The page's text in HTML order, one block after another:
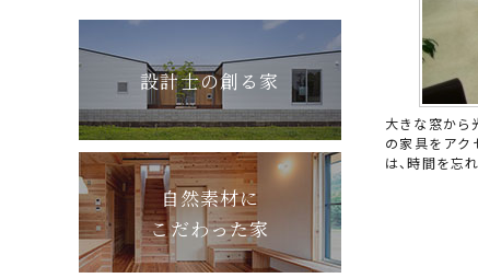
設計士の創る家
自然素材に
こだわった家
大きな窓から
の家具をアク
は、時間を忘